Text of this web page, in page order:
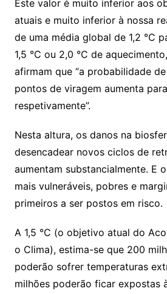
Este valor é muito inferior aos
atuais e muito inferior à nossa
de uma média global de 1,2 °C
1,5 °C ou 2,0 °C de
afirmam que “a probabilidade
pontos de viragem aumenta
respetivamente”.
Nesta altura, os danos na
desencadear novos ciclos de
aumentam substancialmente. E
mais vulneráveis, pobres e
primeiros a ser postos em risco.
A 1,5 °C (o objetivo atual do
o Clima), estima-se que 200
poderão sofrer temperaturas
milhões poderão ficar expostas